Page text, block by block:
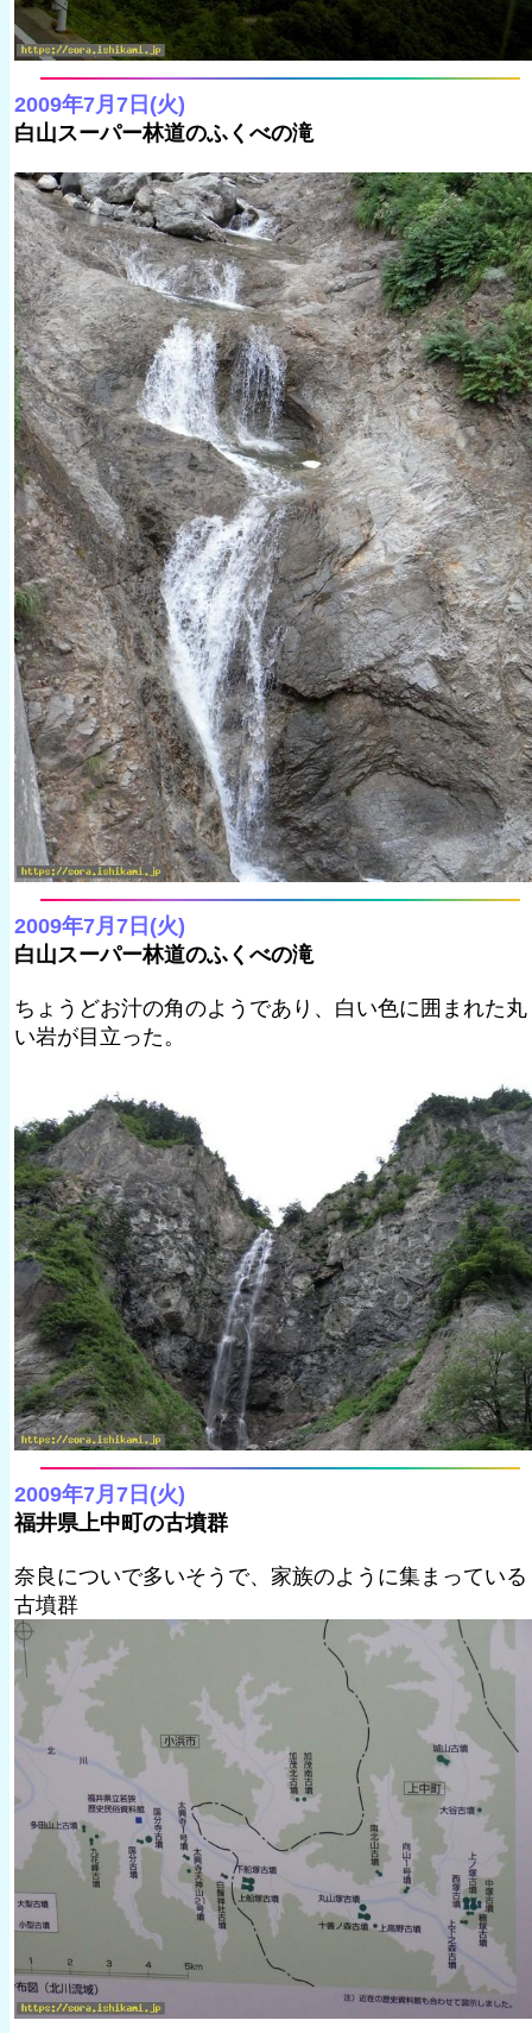
2009年7月7日(火)
白山スーパー林道のふくべの滝
2009年7月7日(火)
白山スーパー林道のふくべの滝
ちょうどお汁の角のようであり、白い色に囲まれた丸
い岩が目立った。
2009年7月7日(火)
福井県上中町の古墳群
奈良についで多いそうで、家族のように集まっている
古墳群